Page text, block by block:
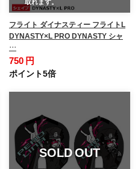
フライト ダイナスティー フライトL
DYNASTY×L PRO DYNASTY シャ
…
750 円
ポイント5倍
SOLD OUT